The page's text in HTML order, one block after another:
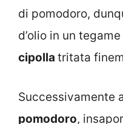
di pomodoro,
d’olio in un
cipolla tritata
Successivamente
pomodoro,